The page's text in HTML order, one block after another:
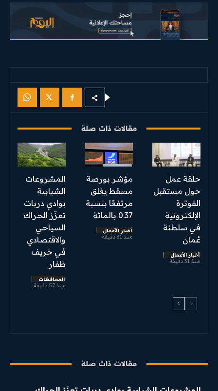
مقالات ذات صلة
حلقة عمل
حول مستقبل
الفوترة
الإلكترونية
في سلطنة
عُمان
أخبار الأعمال
منذ 31 دقيقة
مؤشر بورصة
مسقط يغلق
مرتفعًا بنسبة
0.37 بالمائة
أخبار الأعمال
منذ 31 دقيقة
المشروعات
الشبابية
بوادي دربات
تعزّز الحراك
السياحي
والاقتصادي
في خريف
ظفار
المحافظات
منذ 57 دقيقة
مقالات ذات صلة